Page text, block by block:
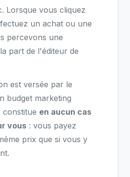
Lorsque vous cliquez
un achat ou une
percevons une
part de l'éditeur de
est versée par le
budget marketing
constitue en aucun cas
vous : vous payez
prix que si vous y